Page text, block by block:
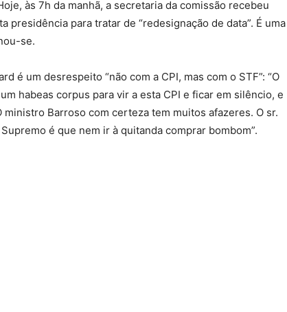
às 7h da manhã, a secretaria da comissão recebeu
para tratar de “redesignação de data”. É uma
se.
é um desrespeito “não com a CPI, mas com o STF”: “O
habeas corpus para vir a esta CPI e ficar em silêncio, e
Barroso com certeza tem muitos afazeres. O sr.
é que nem ir à quitanda comprar bombom”.